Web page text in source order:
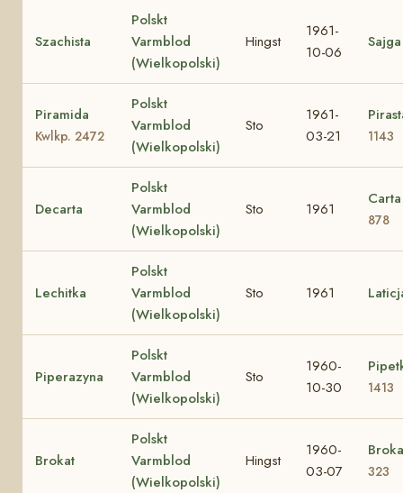
Szachista
Polskt
Varmblod
(Wielkopolski)
Hingst
1961-
10-06
Sajga
Piramida
Kwlkp. 2472
Polskt
Varmblod
(Wielkopolski)
Sto
1961-
03-21
1143
Decarta
Polskt
Varmblod
(Wielkopolski)
Sto 1961
878
Lechitka
Polskt
Varmblod
(Wielkopolski)
Sto 1961
Piperazyna
Polskt
Varmblod
(Wielkopolski)
Sto
1960-
10-30
1413
Brokat
Polskt
Varmblod
(Wielkopolski)
Hingst
1960-
03-07
323